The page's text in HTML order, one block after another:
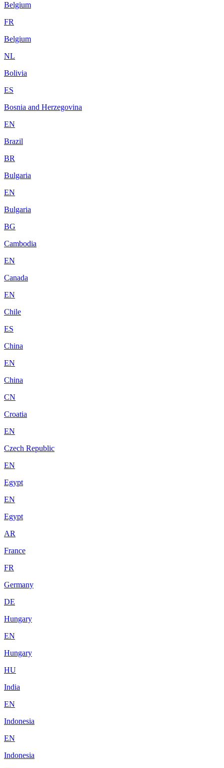
Belgium
FR
Belgium
NL
Bolivia
ES
Bosnia and Herzegovina
EN
Brazil
BR
Bulgaria
EN
Bulgaria
BG
Cambodia
EN
Canada
EN
Chile
ES
China
EN
China
CN
Croatia
EN
Czech Republic
EN
Egypt
EN
Egypt
AR
France
FR
Germany
DE
Hungary
EN
Hungary
HU
India
EN
Indonesia
EN
Indonesia